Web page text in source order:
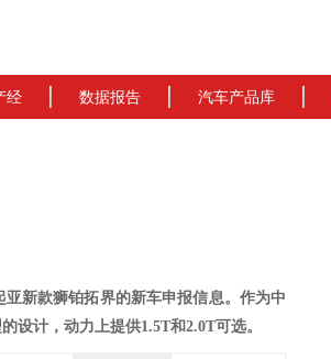
经 数据报告 汽车产品库
亚新款狮铂拓界的新车申报信息。作为中
设计， 动力上提供1.5T和2.0T可选。